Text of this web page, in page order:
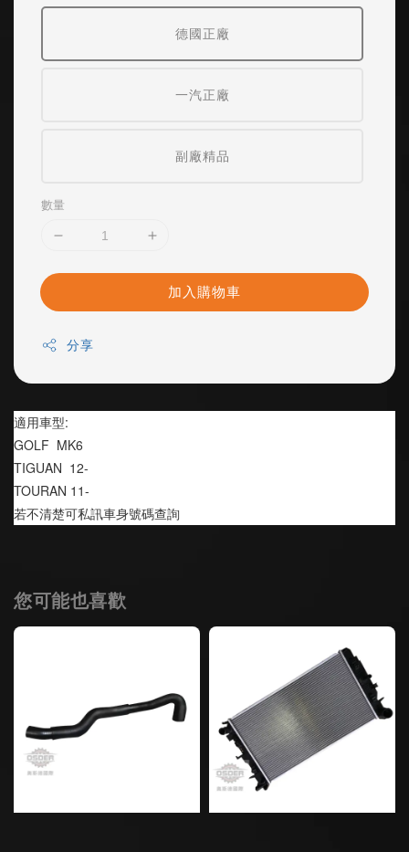
德國正廠
一汽正廠
副廠精品
數量
加入購物車
分享
適用車型:
GOLF  MK6
TIGUAN  12-
TOURAN 11-
若不清楚可私訊車身號碼查詢
您可能也喜歡